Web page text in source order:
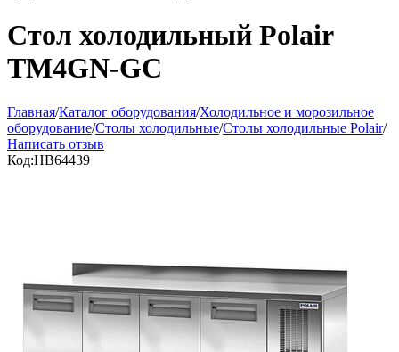
Стол холодильный Polair
TM4GN-GC
Главная/Каталог оборудования/Холодильное и морозильное
оборудование/Столы холодильные/Столы холодильные Polair/
Написать отзыв
Код:HB64439